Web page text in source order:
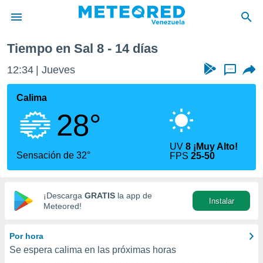
de
ha
calidad.
a este
las
y
digital
basada
Tiempo en Sal 8 - 14 días
12:34 Jueves ...
Calima
28°
Sensación de 32°
UV8 ¡Muy Alto!
FPS25-50
¡Descarga GRATIS la app de
Meteored!
Instalar
Por hora
Se espera calima en las próximas horas